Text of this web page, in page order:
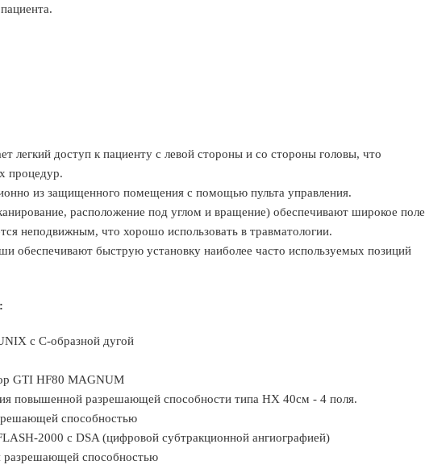
легкий доступ к пациенту с левой стороны и со стороны головы, что
процедур.
из защищенного помещения с помощью пульта управления.
расположение под углом и вращение) обеспечивают широкое поле
неподвижным, что хорошо использовать в травматологии.
обеспечивают быструю установку наиболее часто используемых позиций
с C-образной дугой
GTI HF80 MAGNUM
повышенной разрешающей способности типа НХ 40см - 4 поля.
способностью
2000 с DSA (цифровой субтракционной ангиографией)
разрешающей способностью